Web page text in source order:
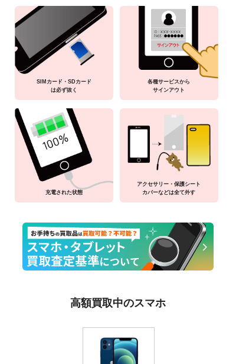
SIMカード・SDカード
は必ず抜く
各種サービスから
サインアウト
充電された状態
アクセサリー・保護シート
カバーなどは全て外す
高額買取中のスマホ